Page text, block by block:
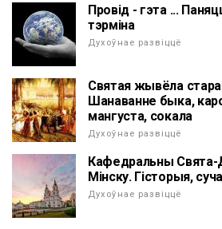
Провід - гэта ...
тэрміна
Духоўнае развіццё
Святая жывёла
Шанаванне быка,
мангуста, сокала
Духоўнае развіццё
Кафедральны Свята-
Мінску. Гісторыя,
Духоўнае развіццё